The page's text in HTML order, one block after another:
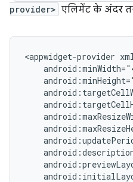
provider> एलिमेंट के अंदर
<appwidget-provider